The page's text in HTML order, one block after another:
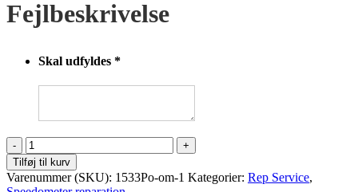
Fejlbeskrivelse
Skal udfyldes *
Porsche
omdrejningstæller
klassisk
model
Tilføj til kurv
Varenummer (SKU): 1533Po-om-1 Kategorier: Rep Service,